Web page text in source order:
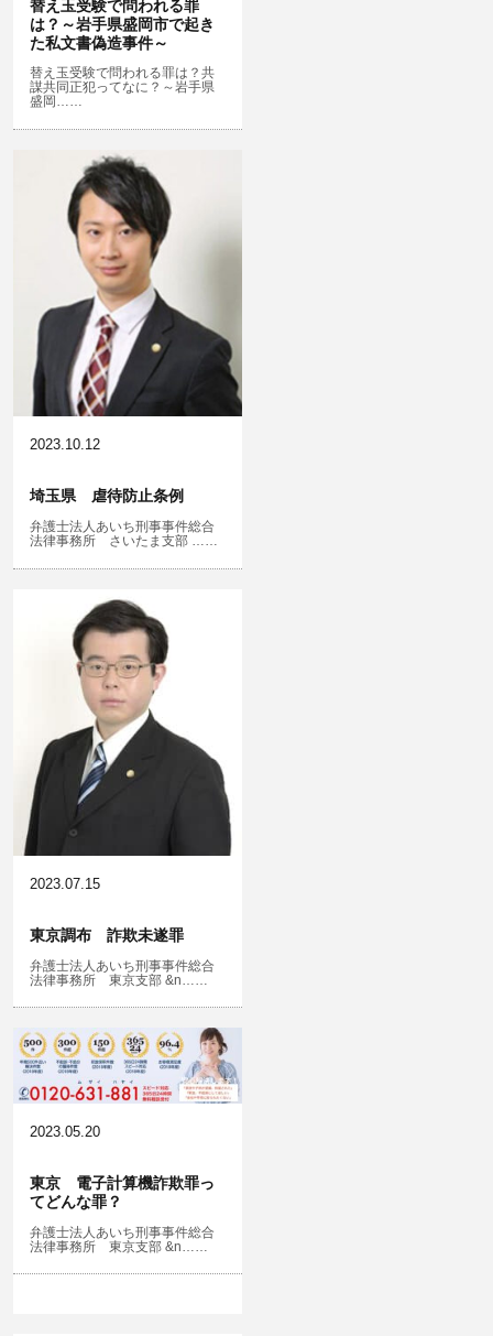
業務妨害
公務執行妨害
児童ポルノ・リベンジポルノ
危険運転行為等
知財財産と刑事事件…動画の違法ダ
ウンロード・視聴、無断転載等
ネット犯罪
銃刀法違反
風営法・風適法違反
文書偽造・偽造文書行使
不正競争防止法
住居侵入等
名誉棄損・侮辱
替え玉受験で問われる罪
は？～岩手県盛岡市で起き
た私文書偽造事件～
替え玉受験で問われる罪は？共
謀共同正犯ってなに？～岩手県
盛岡……
2023.10.12
埼玉県 虐待防止条例
弁護士法人あいち刑事事件総合
法律事務所 さいたま支部 ……
2023.07.15
東京調布 詐欺未遂罪
弁護士法人あいち刑事事件総合
法律事務所 東京支部 &n……
2023.05.20
東京 電子計算機詐欺罪っ
てどんな罪？
弁護士法人あいち刑事事件総合
法律事務所 東京支部 &n……